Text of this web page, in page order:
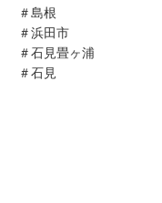
＃島根
＃浜田市
＃石見畳ヶ浦
＃石見